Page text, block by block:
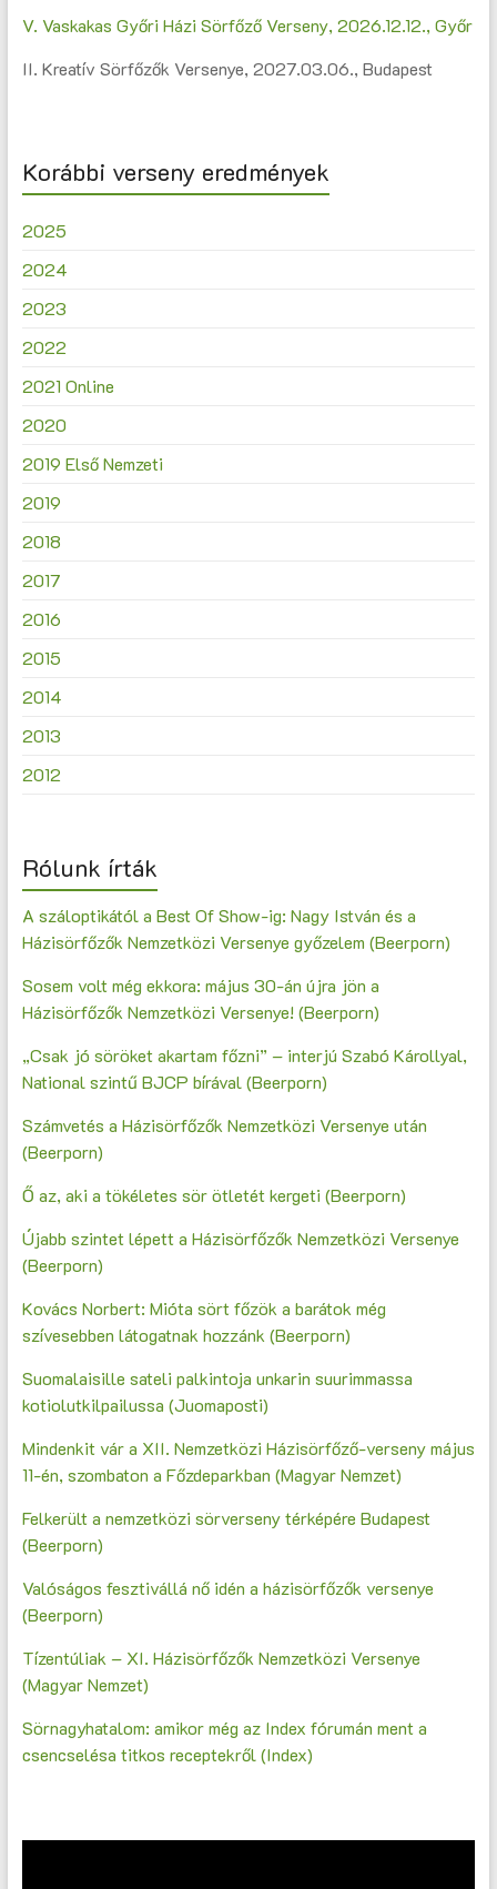
V. Vaskakas Győri Házi Sörfőző Verseny, 2026.12.12., Győr
II. Kreatív Sörfőzők Versenye, 2027.03.06., Budapest
Korábbi verseny eredmények
2025
2024
2023
2022
2021 Online
2020
2019 Első Nemzeti
2019
2018
2017
2016
2015
2014
2013
2012
Rólunk írták
A száloptikától a Best Of Show-ig: Nagy István és a
Házisörfőzők Nemzetközi Versenye győzelem (Beerporn)
Sosem volt még ekkora: május 30-án újra jön a
Házisörfőzők Nemzetközi Versenye! (Beerporn)
„Csak jó söröket akartam főzni” – interjú Szabó Károllyal,
National szintű BJCP bírával (Beerporn)
Számvetés a Házisörfőzők Nemzetközi Versenye után
(Beerporn)
Ő az, aki a tökéletes sör ötletét kergeti (Beerporn)
Újabb szintet lépett a Házisörfőzők Nemzetközi Versenye
(Beerporn)
Kovács Norbert: Mióta sört főzök a barátok még
szívesebben látogatnak hozzánk (Beerporn)
Suomalaisille sateli palkintoja unkarin suurimmassa
kotiolutkilpailussa (Juomaposti)
Mindenkit vár a XII. Nemzetközi Házisörfőző-verseny május
11-én, szombaton a Főzdeparkban (Magyar Nemzet)
Felkerült a nemzetközi sörverseny térképére Budapest
(Beerporn)
Valóságos fesztivállá nő idén a házisörfőzők versenye
(Beerporn)
Tízentúliak – XI. Házisörfőzők Nemzetközi Versenye
(Magyar Nemzet)
Sörnagyhatalom: amikor még az Index fórumán ment a
csencselésa titkos receptekről (Index)